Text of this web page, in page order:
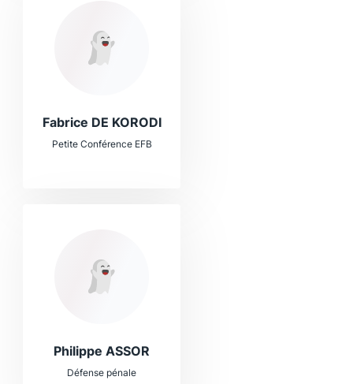
Fabrice DE KORODI
Petite Conférence EFB
Philippe ASSOR
Défense pénale